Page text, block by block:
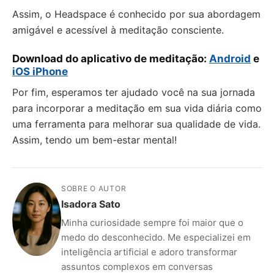
Assim, o Headspace é conhecido por sua abordagem
amigável e acessível à meditação consciente.
Download do aplicativo de meditação: Android e
iOS iPhone
Por fim, esperamos ter ajudado você na sua jornada
para incorporar a meditação em sua vida diária como
uma ferramenta para melhorar sua qualidade de vida.
Assim, tendo um bem-estar mental!
SOBRE O AUTOR
Isadora Sato
Minha curiosidade sempre foi maior que o
medo do desconhecido. Me especializei em
inteligência artificial e adoro transformar
assuntos complexos em conversas